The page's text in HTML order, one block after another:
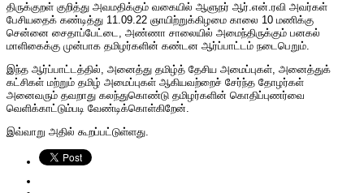
திருக்குறள் குறித்து அவமதிக்கும் வகையில் ஆளுநர் ஆர்.என்.ரவி அவர்கள்
பேசியதைக் கண்டித்து 11.09.22 ஞாயிற்றுக்கிழமை காலை 10 மணிக்கு
சென்னை சைதாப்பேட்டை, அண்ணா சாலையில் அமைந்திருக்கும் பனகல்
மாளிகைக்கு முன்பாக தமிழர்களின் கண்டன ஆர்ப்பாட்டம் நடைபெறும்.
இந்த ஆர்ப்பாட்டத்தில், அனைத்து தமிழ்த் தேசிய அமைப்புகள், அனைத்துக்
கட்சிகள் மற்றும் தமிழ் அமைப்புகள் ஆகியவற்றைச் சேர்ந்த தோழர்கள்
அனைவரும் தவறாது கலந்துகொண்டு தமிழர்களின் கொதிப்புணர்வை
வெளிக்காட்டும்படி வேண்டிக்கொள்கிறேன்.
இவ்வாறு அதில் கூறப்பட்டுள்ளது.